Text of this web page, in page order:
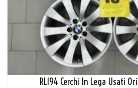
RL194 Cerchi In Lega Usati